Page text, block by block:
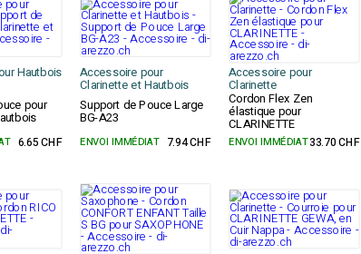
Hautbois Accessoire pour
Clarinette et Hautbois
Accessoire pour
Clarinette
pour Support de Pouce Large
BG-A23
Cordon Flex Zen
élastique pour
CLARINETTE
6.65 CHF ENVOI IMMÉDIAT 7.94 CHF ENVOI IMMÉDIAT33.70 CHF